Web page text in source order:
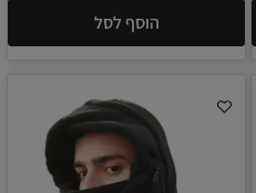
הוסף לסל